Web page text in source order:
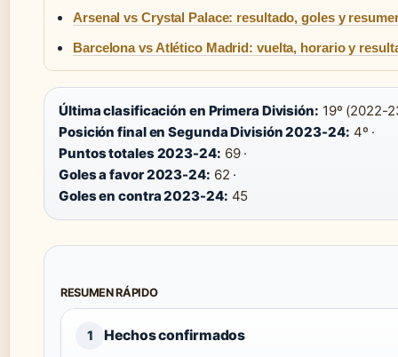
Arsenal vs Crystal Palace: resultado, goles y
Barcelona vs Atlético Madrid: vuelta, horario y
Última clasificación en Primera División: 19º (2022-
Posición final en Segunda División 2023-24: 4º ·
Puntos totales 2023-24: 69 ·
Goles a favor 2023-24: 62 ·
Goles en contra 2023-24: 45
RESUMEN RÁPIDO
1 Hechos confirmados